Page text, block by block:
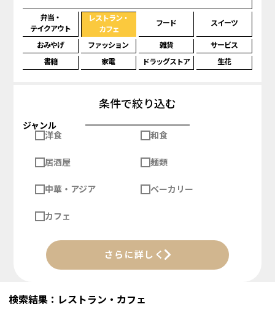
弁当・
テイクアウト
レストラン・
カフェ
フード スイーツ
おみやげ ファッション 雑貨
サービス
書籍
家電 ドラッグストア 生花
条件で絞り込む
ジャンル
洋食
和食
居酒屋 麺類
中華・アジア ベーカリー
カフェ
さらに詳しく
検索結果：レストラン・カフェ